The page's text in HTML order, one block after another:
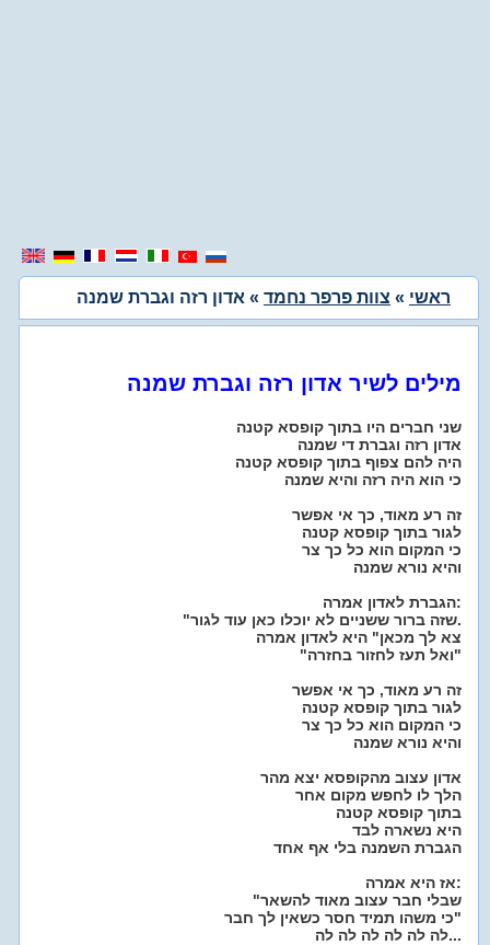
ראשי » צוות פרפר נחמד » אדון רזה וגברת שמנה
מילים לשיר אדון רזה וגברת שמנה
שני חברים היו בתוך קופסא קטנה
אדון רזה וגברת די שמנה
היה להם צפוף בתוך קופסא קטנה
כי הוא היה רזה והיא שמנה
זה רע מאוד, כך אי אפשר
לגור בתוך קופסא קטנה
כי המקום הוא כל כך צר
והיא נורא שמנה
הגברת לאדון אמרה:
"שזה ברור ששניים לא יוכלו כאן עוד לגור.
צא לך מכאן" היא לאדון אמרה
"ואל תעז לחזור בחזרה"
זה רע מאוד, כך אי אפשר
לגור בתוך קופסא קטנה
כי המקום הוא כל כך צר
והיא נורא שמנה
אדון עצוב מהקופסא יצא מהר
הלך לו לחפש מקום אחר
בתוך קופסא קטנה
היא נשארה לבד
הגברת השמנה בלי אף אחד
אז היא אמרה:
"שבלי חבר עצוב מאוד להשאר
כי משהו תמיד חסר כשאין לך חבר"
לה לה לה לה לה לה...